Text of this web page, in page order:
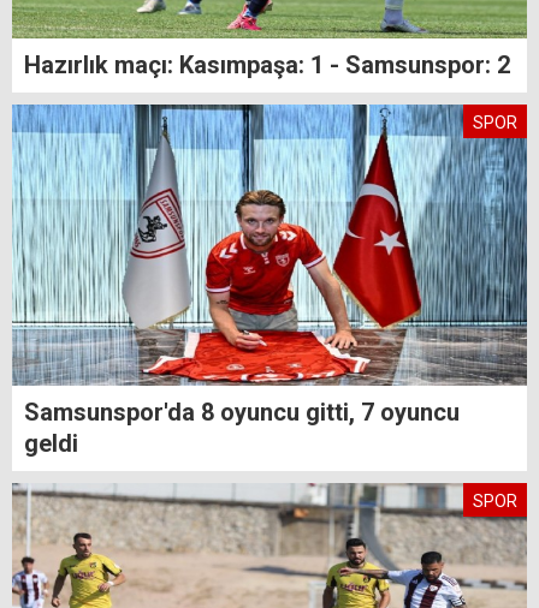
Hazırlık maçı: Kasımpaşa: 1 - Samsunspor: 2
SPOR
Samsunspor'da 8 oyuncu gitti, 7 oyuncu
geldi
SPOR